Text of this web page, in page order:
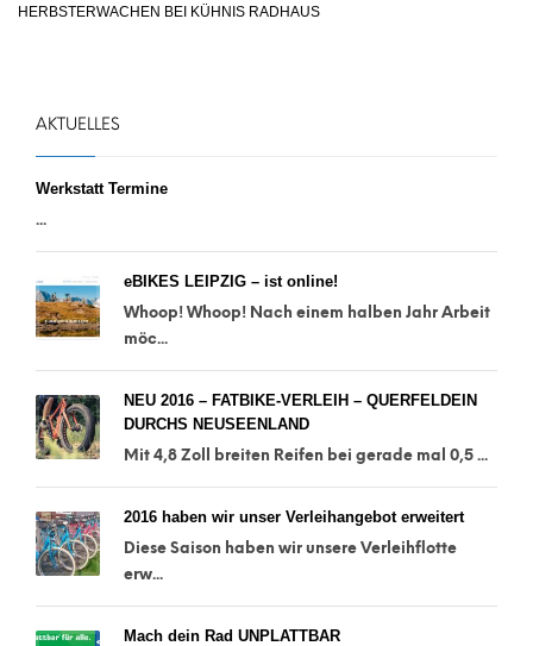
HERBSTERWACHEN BEI KÜHNIS RADHAUS
AKTUELLES
Werkstatt Termine
...
eBIKES LEIPZIG – ist online!
Whoop! Whoop! Nach einem halben Jahr Arbeit
möc...
NEU 2016 – FATBIKE-VERLEIH – QUERFELDEIN
DURCHS NEUSEENLAND
Mit 4,8 Zoll breiten Reifen bei gerade mal 0,5 ...
2016 haben wir unser Verleihangebot erweitert
Diese Saison haben wir unsere Verleihflotte
erw...
Mach dein Rad UNPLATTBAR